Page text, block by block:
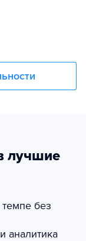
лучшие
без
аналитика